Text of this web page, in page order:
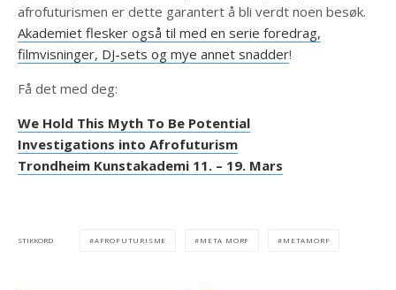
afrofuturismen er dette garantert å bli verdt noen besøk.
Akademiet flesker også til med en serie foredrag,
filmvisninger, DJ-sets og mye annet snadder!​
Få det med deg:
We Hold This Myth To Be Potential
Investigations into Afrofuturism
Trondheim Kunstakademi 11. – 19. Mars
STIKKORD AFROFUTURISME META MORF METAMORF